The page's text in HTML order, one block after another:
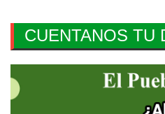
CUENTANOS TU